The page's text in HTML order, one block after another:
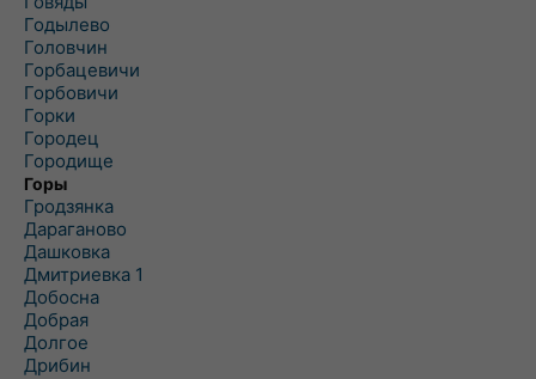
Годылево
Головчин
Горбацевичи
Горбовичи
Горки
Городец
Городище
Горы
Гродзянка
Дараганово
Дашковка
Дмитриевка 1
Добосна
Добрая
Долгое
Дрибин